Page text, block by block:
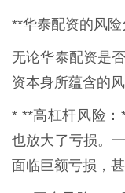
**华泰配资的风
无论华泰配资是
资本身所蕴含的风
* **高杠杆风险
也放大了亏损。
面临巨额亏损，